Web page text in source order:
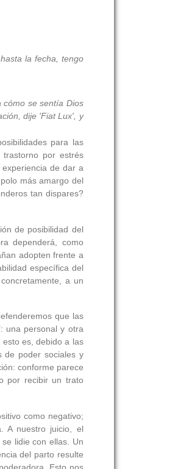
la fecha, tengo
cómo se sentía Dios
dije 'Fiat Lux', y
para las
por estrés
de dar a
más amargo del
tan dispares?
de posibilidad del
dependerá, como
adopten frente a
específica del
a un
que las
una personal y otra
es, debido a las
de poder sociales y
conforme parece
por recibir un trato
como negativo;
A nuestro juicio, el
lidie con ellas. Un
del parto resulte